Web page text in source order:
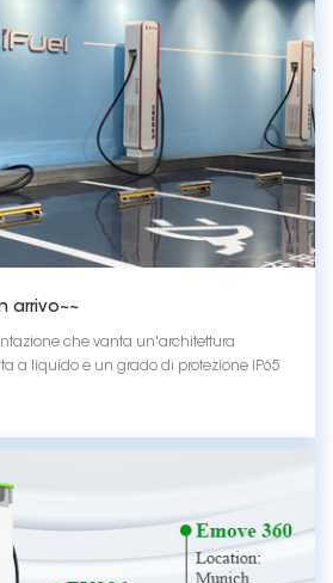
arrivo~~
che vanta un'architettura
a liquido e un grado di protezione IP65
potenza è pr...